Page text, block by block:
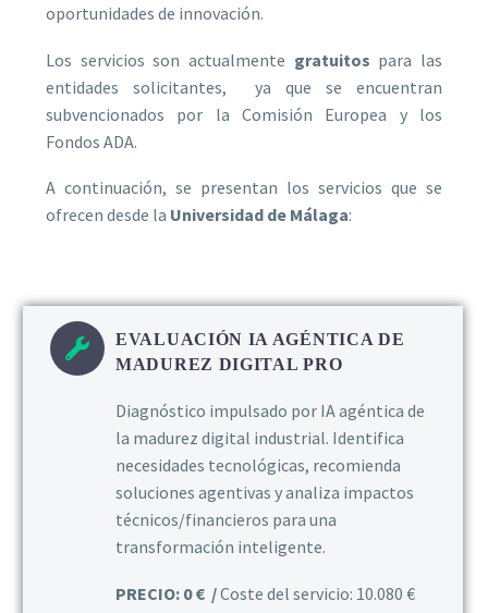
oportunidades de innovación.
Los servicios son actualmente gratuitos para las
entidades solicitantes, ya que se encuentran
subvencionados por la Comisión Europea y los
Fondos ADA.
A continuación, se presentan los servicios que se
ofrecen desde la Universidad de Málaga:
EVALUACIÓN IA AGÉNTICA DE
MADUREZ DIGITAL PRO
Diagnóstico impulsado por IA agéntica de
la madurez digital industrial. Identifica
necesidades tecnológicas, recomienda
soluciones agentivas y analiza impactos
técnicos/financieros para una
transformación inteligente.
PRECIO: 0 € /Coste del servicio: 10.080 €